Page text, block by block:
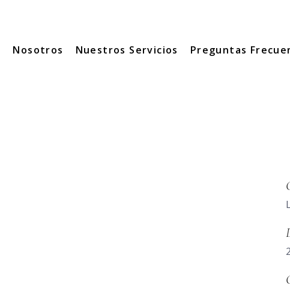
Nosotros Nuestros Servicios Preguntas